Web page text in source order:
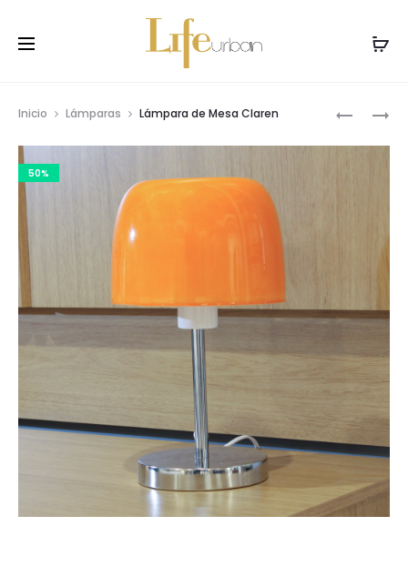
LÁMPARA
LÁMPARA
Inicio Lámparas Lámpara de Mesa Claren
50%